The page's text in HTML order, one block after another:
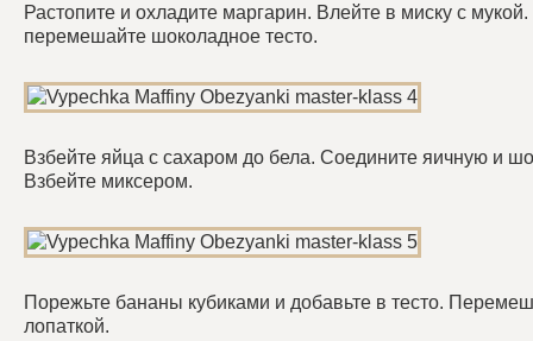
Растопите и охладите маргарин. Влейте в миску с
перемешайте шоколадное тесто.
Взбейте яйца с сахаром до бела. Соедините яичную и
Взбейте миксером.
Порежьте бананы кубиками и добавьте в тесто.
лопаткой.